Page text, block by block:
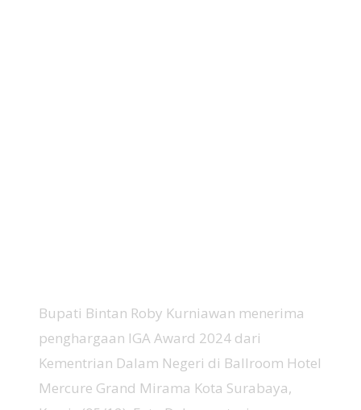
Bupati Bintan Roby Kurniawan menerima
penghargaan IGA Award 2024 dari
Kementrian Dalam Negeri di Ballroom Hotel
Mercure Grand Mirama Kota Surabaya,